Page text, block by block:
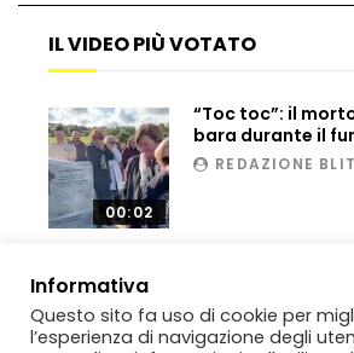
deposito di giocattoli
Il sindaco Silvia Salis
insulti sessisti che riceve
Notte incantata a Selva
la prima neve trasforma
IL VIDEO PIÙ VOTATO
00:02
“Toc toc”: il
bara durante il
REDAZIONE
Informativa
Questo sito fa uso di cookie per
l’esperienza di navigazione degli